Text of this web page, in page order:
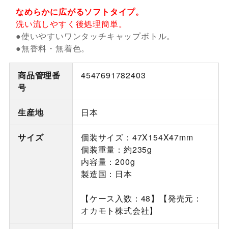
なめらかに広がるソフトタイプ。
洗い流しやすく後処理簡単。
●使いやすいワンタッチキャップボトル。
●無香料・無着色。
商品管理番
号
4547691782403
生産地 日本
サイズ
個装サイズ：47X154X47mm
個装重量：約235g
内容量：200g
製造国：日本
【ケース入数：48】【発売元：
オカモト株式会社】